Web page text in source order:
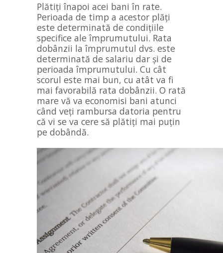
Plătiți înapoi acei bani în rate.
Perioada de timp a acestor plăți
este determinată de condițiile
specifice ale împrumutului. Rata
dobânzii la împrumutul dvs. este
determinată de salariu dar și de
perioada împrumutului. Cu cât
scorul este mai bun, cu atât va fi
mai favorabilă rata dobânzii. O rată
mare vă va economisi bani atunci
când veți rambursa datoria pentru
că vi se va cere să plătiți mai puțin
pe dobândă.